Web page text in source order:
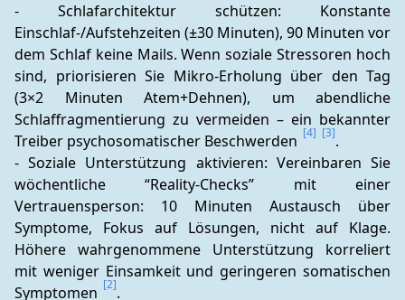
- Schlafarchitektur schützen: Konstante
Einschlaf-/Aufstehzeiten (±30 Minuten), 90 Minuten vor
dem Schlaf keine Mails. Wenn soziale Stressoren hoch
sind, priorisieren Sie Mikro-Erholung über den Tag
(3×2 Minuten Atem+Dehnen), um abendliche
Schlaffragmentierung zu vermeiden – ein bekannter
Treiber psychosomatischer Beschwerden [4] [3].
- Soziale Unterstützung aktivieren: Vereinbaren Sie
wöchentliche “Reality-Checks” mit einer
Vertrauensperson: 10 Minuten Austausch über
Symptome, Fokus auf Lösungen, nicht auf Klage.
Höhere wahrgenommene Unterstützung korreliert
mit weniger Einsamkeit und geringeren somatischen
Symptomen [2].